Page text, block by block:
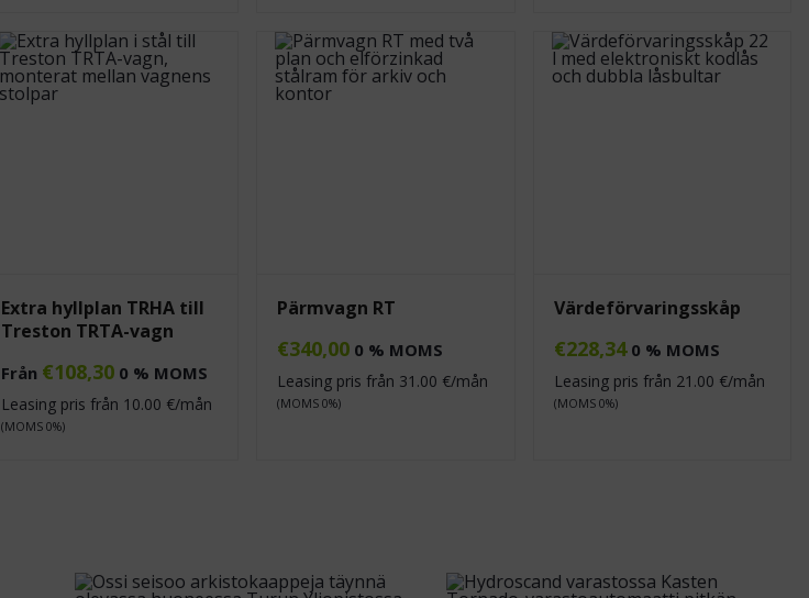
Extra hyllplan TRHA till
Treston TRTA-vagn
Från €108,30 0 % MOMS
Leasing pris från 10.00 €/mån
(MOMS 0%)
Pärmvagn RT
€340,00 0 % MOMS
Leasing pris från 31.00 €/mån
(MOMS 0%)
Värdeförvaringsskåp
€228,34 0 % MOMS
Leasing pris från 21.00 €/mån
(MOMS 0%)